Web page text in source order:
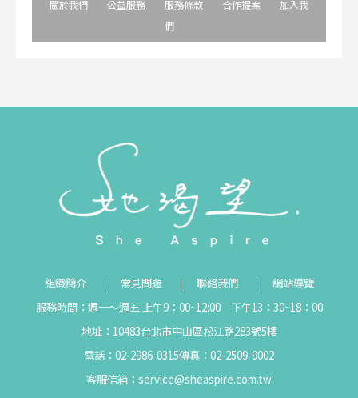
關於我們 公益服務 服務條款 合作提案
加入我
們
組織簡介 常見問題 聯絡我們
網站導覽
服務時間：週一～週五 上午9：00~12:00 下午13：30~18：00
地址：10483台北市中山區松江路283號5樓
電話：02-2986-0315傳真：02-2509-9002
客服信箱： service@sheaspire.com.tw